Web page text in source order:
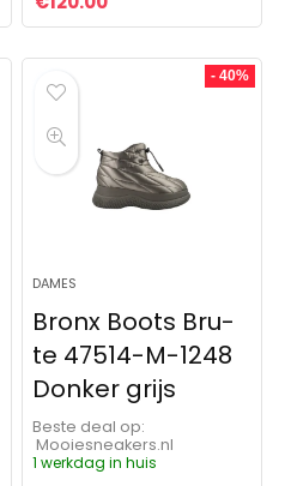
- 40%
DAMES
Bronx Boots Bru-
te 47514-M-1248
Donker grijs
Beste deal op:
Mooiesneakers.nl
1 werkdag in huis